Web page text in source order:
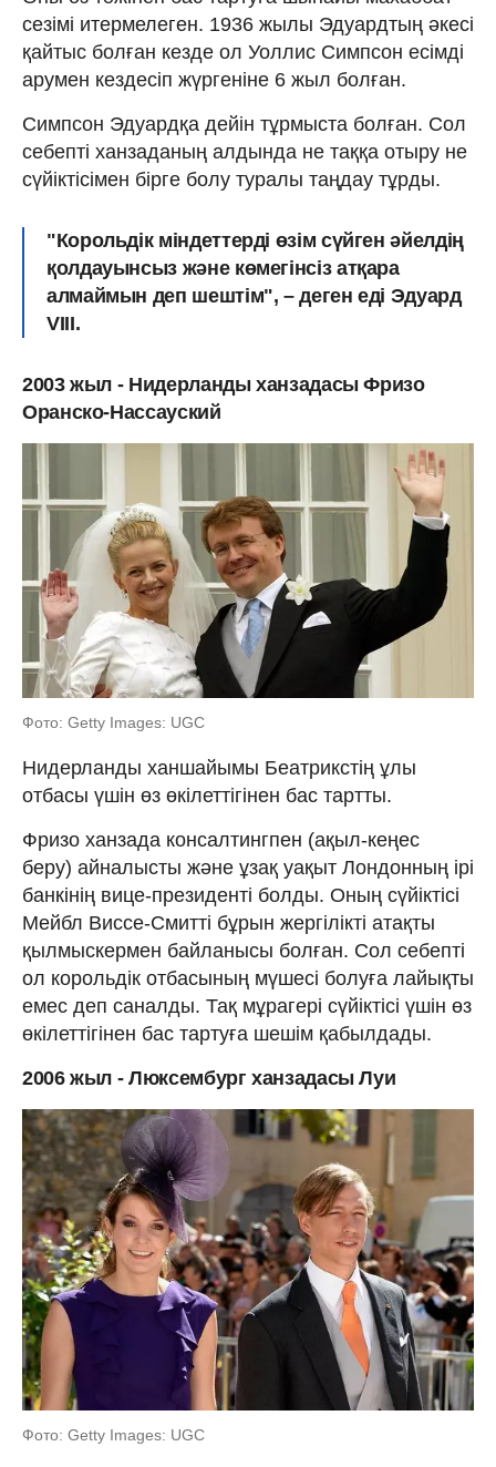
сезімі итермелеген. 1936 жылы Эдуардтың әкесі
қайтыс болған кезде ол Уоллис Симпсон есімді
арумен кездесіп жүргеніне 6 жыл болған.
Симпсон Эдуардқа дейін тұрмыста болған. Сол
себепті ханзаданың алдында не таққа отыру не
сүйіктісімен бірге болу туралы таңдау тұрды.
"Корольдік міндеттерді өзім сүйген әйелдің
қолдауынсыз және көмегінсіз атқара
алмаймын деп шештім", – деген еді Эдуард
VIII.
2003 жыл - Нидерланды ханзадасы Фризо
Оранско-Нассауский
Фото: Getty Images: UGC
Нидерланды ханшайымы Беатрикстің ұлы
отбасы үшін өз өкілеттігінен бас тартты.
Фризо ханзада консалтингпен (ақыл-кеңес
беру) айналысты және ұзақ уақыт Лондонның ірі
банкінің вице-президенті болды. Оның сүйіктісі
Мейбл Виссе-Смитті бұрын жергілікті атақты
қылмыскермен байланысы болған. Сол себепті
ол корольдік отбасының мүшесі болуға лайықты
емес деп саналды. Тақ мұрагері сүйіктісі үшін өз
өкілеттігінен бас тартуға шешім қабылдады.
2006 жыл - Люксембург ханзадасы Луи
Фото: Getty Images: UGC